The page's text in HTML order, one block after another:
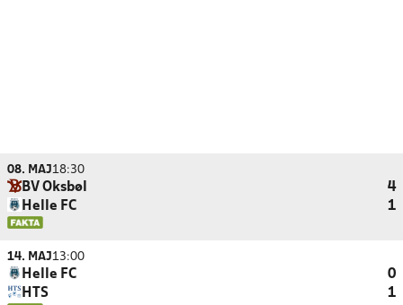
08. MAJ18:30
BV Oksbøl
4
Helle FC
1
14. MAJ13:00
Helle FC
0
HTS
1